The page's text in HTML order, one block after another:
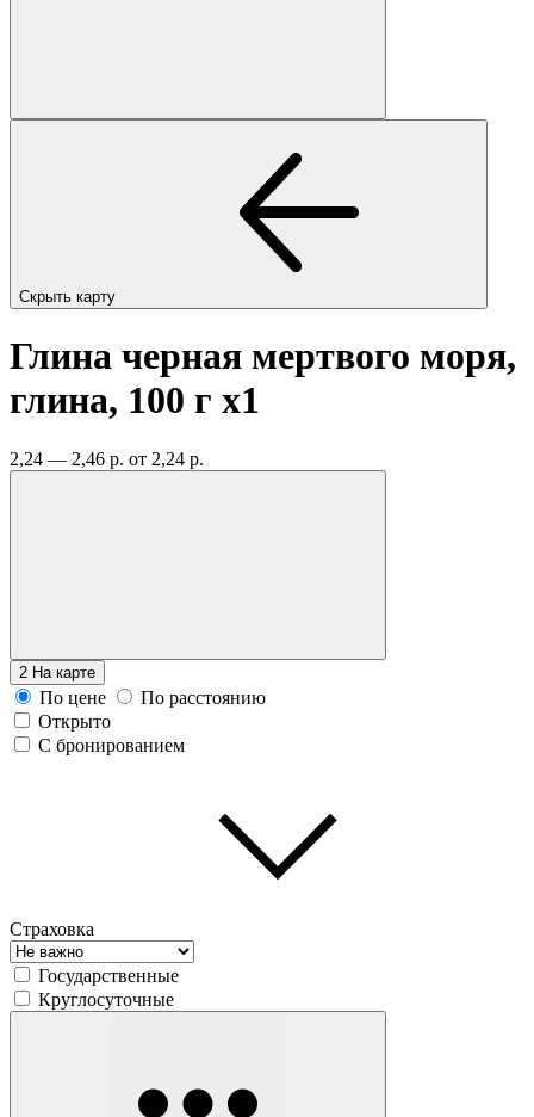
Скрыть карту
Глина черная мертвого моря,
глина, 100 г x1
2,24 — 2,46 р. от 2,24 р.
2 На карте
По цене
По расстоянию
Открыто
С бронированием
Страховка
Государственные
Круглосуточные